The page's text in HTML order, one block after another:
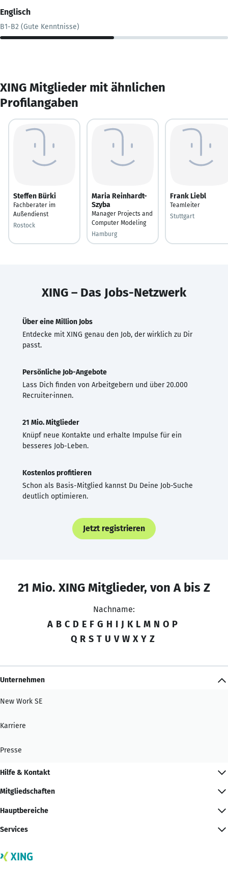
Englisch
B1-B2 (Gute Kenntnisse)
XING Mitglieder mit ähnlichen
Profilangaben
Steffen Bürki
Fachberater im
Außendienst
Rostock
Maria Reinhardt-
Szyba
Manager Projects and
Computer Modeling
Hamburg
Frank Liebl
Teamleiter
Stuttgart
XING – Das Jobs-Netzwerk
Über eine Million Jobs
Entdecke mit XING genau den Job, der wirklich zu Dir
passt.
Persönliche Job-Angebote
Lass Dich finden von Arbeitgebern und über 20.000
Recruiter·innen.
21 Mio. Mitglieder
Knüpf neue Kontakte und erhalte Impulse für ein
besseres Job-Leben.
Kostenlos profitieren
Schon als Basis-Mitglied kannst Du Deine Job-Suche
deutlich optimieren.
Jetzt registrieren
21 Mio. XING Mitglieder, von A bis Z
Nachname:
A B C D E F G H I J K L M N O P
Q R S T U V W X Y Z
Unternehmen
New Work SE
Karriere
Presse
Hilfe & Kontakt
Mitgliedschaften
Hauptbereiche
Services